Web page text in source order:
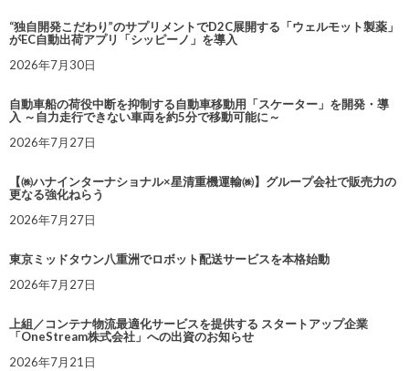
“独自開発こだわり”のサプリメントでD2C展開する「ウェルモット製薬」
がEC自動出荷アプリ「シッピーノ」を導入
2026年7月30日
自動車船の荷役中断を抑制する自動車移動用「スケーター」を開発・導
入 ～自力走行できない車両を約5分で移動可能に～
2026年7月27日
【㈱ハナインターナショナル×星清重機運輸㈱】グループ会社で販売力の
更なる強化ねらう
2026年7月27日
東京ミッドタウン八重洲でロボット配送サービスを本格始動
2026年7月27日
上組／コンテナ物流最適化サービスを提供する スタートアップ企業
「OneStream株式会社」への出資のお知らせ
2026年7月21日